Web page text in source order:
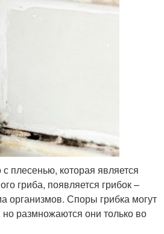
плесенью, которая является
гриба, появляется грибок –
организмов. Споры грибка могут
но размножаются они только во